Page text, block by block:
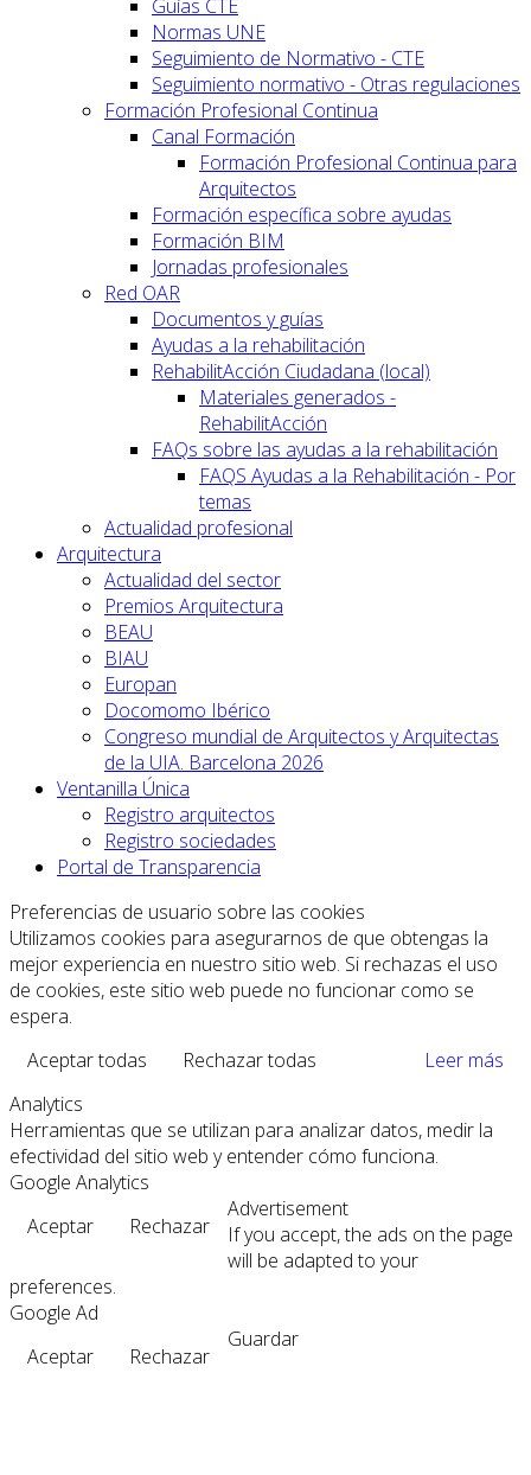
Guías CTE
Normas UNE
Seguimiento de Normativo - CTE
Seguimiento normativo - Otras regulaciones
Formación Profesional Continua
Canal Formación
Formación Profesional Continua para
Arquitectos
Formación específica sobre ayudas
Formación BIM
Jornadas profesionales
Red OAR
Documentos y guías
Ayudas a la rehabilitación
RehabilitAcción Ciudadana (local)
Materiales generados -
RehabilitAcción
FAQs sobre las ayudas a la rehabilitación
FAQS Ayudas a la Rehabilitación - Por
temas
Actualidad profesional
Arquitectura
Actualidad del sector
Premios Arquitectura
BEAU
BIAU
Europan
Docomomo Ibérico
Congreso mundial de Arquitectos y Arquitectas
de la UIA. Barcelona 2026
Ventanilla Única
Registro arquitectos
Registro sociedades
Portal de Transparencia
Preferencias de usuario sobre las cookies
Utilizamos cookies para asegurarnos de que obtengas la
mejor experiencia en nuestro sitio web. Si rechazas el uso
de cookies, este sitio web puede no funcionar como se
espera.
Aceptar todas
Rechazar todas
Leer más
Analytics
Herramientas que se utilizan para analizar datos, medir la
efectividad del sitio web y entender cómo funciona.
Google Analytics
Aceptar
Rechazar
Advertisement
If you accept, the ads on the page
will be adapted to your
preferences.
Google Ad
Aceptar
Rechazar
Guardar